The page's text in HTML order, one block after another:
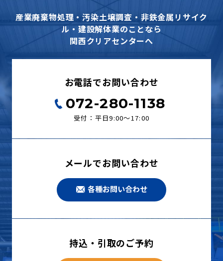
産業廃棄物処理・汚染土壌調査・非鉄金属リサイク
ル・建設解体業のことなら
関西クリアセンターへ
お電話でお問い合わせ
072-280-1138
受付：平日9:00〜17:00
メールでお問い合わせ
各種お問い合わせ
持込・引取のご予約